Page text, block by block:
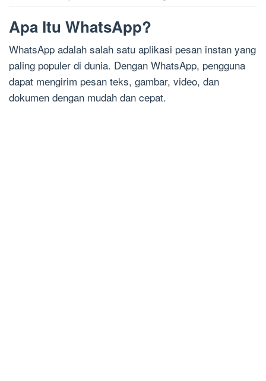
Apa Itu WhatsApp?
WhatsApp adalah salah satu aplikasi pesan instan yang
paling populer di dunia. Dengan WhatsApp, pengguna
dapat mengirim pesan teks, gambar, video, dan
dokumen dengan mudah dan cepat.